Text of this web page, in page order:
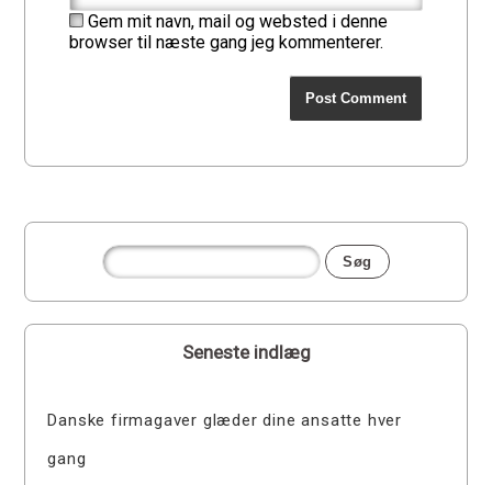
Gem mit navn, mail og websted i denne
browser til næste gang jeg kommenterer.
Seneste indlæg
Danske firmagaver glæder dine ansatte hver
gang